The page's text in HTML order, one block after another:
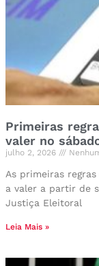
Primeiras
valer no
julho 2, 2026
As primeiras
a valer a partir de
Justiça Eleitoral
Leia Mais »